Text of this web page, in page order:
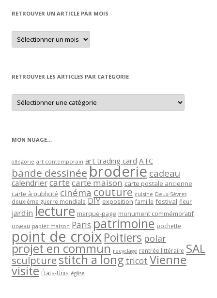
RETROUVER UN ARTICLE PAR MOIS
Retrouver
un
article
RETROUVER LES ARTICLES PAR CATÉGORIE
Retrouver
les
articles
MON NUAGE…
allégorie art contemporain art trading card ATC
bande dessinée broderie cadeau
calendriercartecarte maison carte postale ancienne
carte à publicité cinéma couture cuisine Deux-Sèvres
deuxième guerre mondiale DIY exposition famille festival fleur
jardin lecture marque-page monument commémoratif
oiseau papier maison Paris patrimoine pochette
point de croixPoitiers polar
projet en commun recyclage rentrée littéraire SAL
sculpturestitch a long tricot Vienne
visite États-Unis église